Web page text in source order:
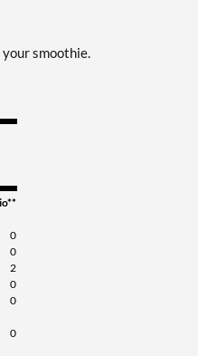
smoothie.
0
0
2
0
0
0